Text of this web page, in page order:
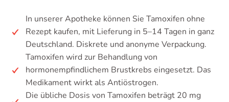
In unserer Apotheke können Sie Tamoxifen ohne
Rezept kaufen, mit Lieferung in 5–14 Tagen in ganz
Deutschland. Diskrete und anonyme Verpackung.
Tamoxifen wird zur Behandlung von
hormonempfindlichem Brustkrebs eingesetzt. Das
Medikament wirkt als Antiöstrogen.
Die übliche Dosis von Tamoxifen beträgt 20 mg